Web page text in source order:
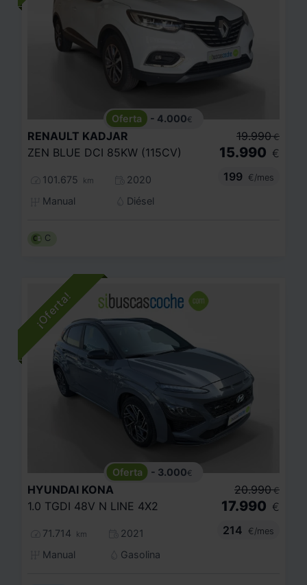
- 4.000€
RENAULT KADJAR
ZEN BLUE DCI 85KW (115CV)
101.675 km
2020
Manual
Diésel
19.990 €
15.990 €
199
€/mes
C
- 3.000€
HYUNDAI KONA
1.0 TGDI 48V N LINE 4X2
71.714 km
2021
Manual
Gasolina
20.990 €
17.990 €
214
€/mes